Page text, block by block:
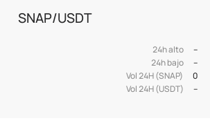
SNAP/USDT
24h alto
--
24h bajo
--
Vol 24H (SNAP)
0
Vol 24H (USDT)
--